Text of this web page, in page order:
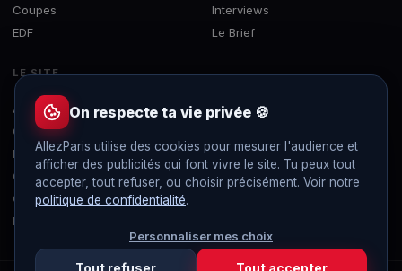
Coupes
EDF
Interviews
Le Brief
LE SITE
À propos
Contact
Mentions légales
Confidentialité
Gérer les cookies
Flux RSS
On respecte ta vie privée 🍪
AllezParis utilise des cookies pour mesurer l'audience et
afficher des publicités qui font vivre le site. Tu peux tout
accepter, tout refuser, ou choisir précisément. Voir notre
politique de confidentialité.
Personnaliser mes choix
Tout refuser Tout accepter